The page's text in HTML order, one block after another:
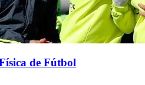
de Fútbol